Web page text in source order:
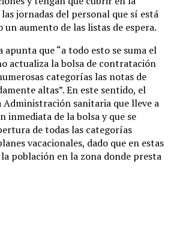
jornadas del personal que sí está
un aumento de las listas de espera.
apunta que “a todo esto se suma el
actualiza la bolsa de contratación
categorías las notas de
altas”. En este sentido, el
Administración sanitaria que lleve a
inmediata de la bolsa y que se
de todas las categorías
vacacionales, dado que en estas
población en la zona donde presta